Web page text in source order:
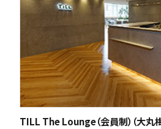
TILL The Lounge（会員制）（大丸